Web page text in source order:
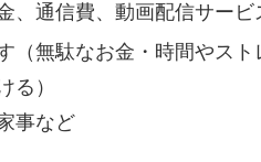
、通信費、動画配信サービ
（無駄なお金・時間やス
る）
事など